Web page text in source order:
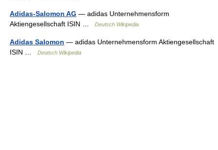
Adidas-Salomon AG — adidas Unternehmensform
Aktiengesellschaft ISIN …
Deutsch Wikipedia
Adidas Salomon — adidas Unternehmensform Aktiengesellschaft
ISIN …
Deutsch Wikipedia